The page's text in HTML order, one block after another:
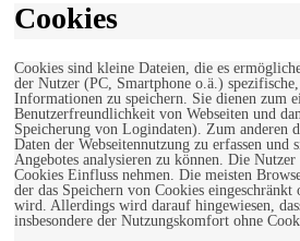
Cookies
Cookies sind kleine Dateien, die es
der Nutzer (PC, Smartphone o.ä.)
Informationen zu speichern. Sie dienen zum
Benutzerfreundlichkeit von Webseiten und
Speicherung von Logindaten). Zum anderen
Daten der Webseitennutzung zu erfassen und
Angebotes analysieren zu können. Die
Cookies Einfluss nehmen. Die meisten
der das Speichern von Cookies
wird. Allerdings wird darauf hingewiesen,
insbesondere der Nutzungskomfort ohne